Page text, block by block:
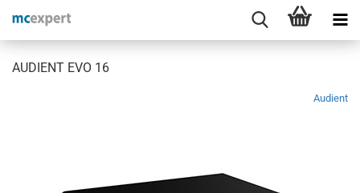
AUDIENT EVO 16
Audient